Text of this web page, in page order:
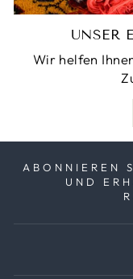
UNSER
Wir helfen
ABONNIEREN
UND